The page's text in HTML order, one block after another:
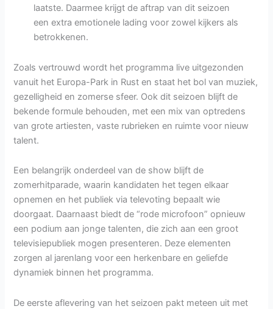
laatste. Daarmee krijgt de aftrap van dit seizoen
een extra emotionele lading voor zowel kijkers als
betrokkenen.
Zoals vertrouwd wordt het programma live uitgezonden
vanuit het Europa-Park in Rust en staat het bol van muziek,
gezelligheid en zomerse sfeer. Ook dit seizoen blijft de
bekende formule behouden, met een mix van optredens
van grote artiesten, vaste rubrieken en ruimte voor nieuw
talent.
Een belangrijk onderdeel van de show blijft de
zomerhitparade, waarin kandidaten het tegen elkaar
opnemen en het publiek via televoting bepaalt wie
doorgaat. Daarnaast biedt de “rode microfoon” opnieuw
een podium aan jonge talenten, die zich aan een groot
televisiepubliek mogen presenteren. Deze elementen
zorgen al jarenlang voor een herkenbare en geliefde
dynamiek binnen het programma.
De eerste aflevering van het seizoen pakt meteen uit met